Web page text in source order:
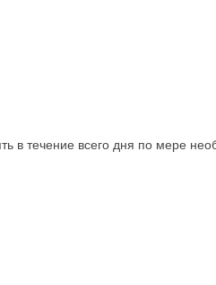
в течение всего дня по мере